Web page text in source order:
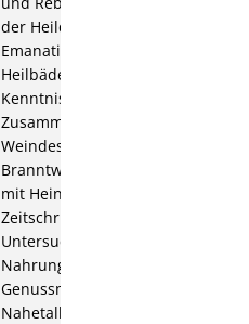
der Heilquellen-
Emanation für unsere
Heilbäder; Beitrag zur
Kenntnis der
Zusammensetzung der
Weindestillate und
Branntweine (zusammen
mit Heinrich Haase), in:
Zeitschrift für
Untersuchung der
Nahrungs- und
Genussmittel; 1924: Die
Nahetalbäder Kreuznach